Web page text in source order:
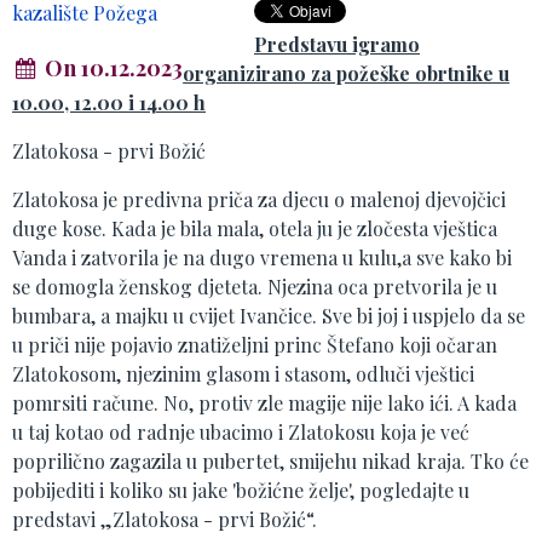
On 10.12.2023
Predstavu igramo
organizirano za požeške obrtnike u
10.00, 12.00 i 14.00 h
Zlatokosa - prvi Božić
Zlatokosa je predivna priča za djecu o malenoj djevojčici
duge kose. Kada je bila mala, otela ju je zločesta vještica
Vanda i zatvorila je na dugo vremena u kulu,a sve kako bi
se domogla ženskog djeteta. Njezina oca pretvorila je u
bumbara, a majku u cvijet Ivančice. Sve bi joj i uspjelo da se
u priči nije pojavio znatiželjni princ Štefano koji očaran
Zlatokosom, njezinim glasom i stasom, odluči vještici
pomrsiti račune. No, protiv zle magije nije lako ići. A kada
u taj kotao od radnje ubacimo i Zlatokosu koja je već
poprilično zagazila u pubertet, smijehu nikad kraja. Tko će
pobijediti i koliko su jake 'božićne želje', pogledajte u
predstavi „Zlatokosa - prvi Božić“.